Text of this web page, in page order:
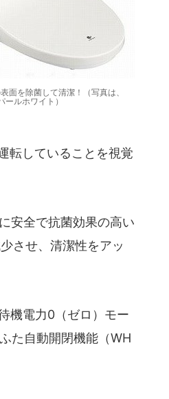
面を除菌して清潔！（写真は、
ールホワイト）
転していることを視覚
安全で抗菌効果の高い
させ、清潔性をアッ
機電力0（ゼロ）モー
た自動開閉機能（WH